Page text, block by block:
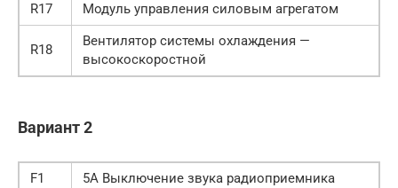
R17
Модуль управления силовым агрегатом
R18
Вентилятор системы охлаждения —
высокоскоростной
Вариант 2
F1
5А Выключение звука радиоприемника